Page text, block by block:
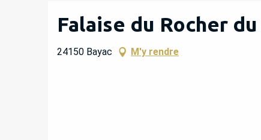
Falaise du Rocher
24150 Bayac M'y rendre